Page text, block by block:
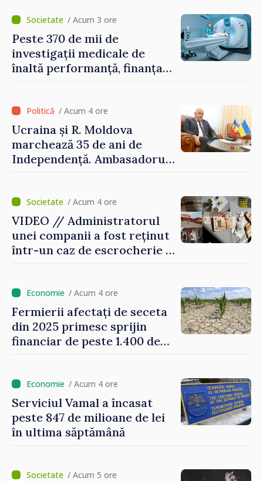
poartă întreaga vină pentru
pericolul adus la casele
oamenilor noștri”
/ Acum 3 ore
Peste 370 de mii de
investigații medicale de
înaltă performanță, finanțate
/ Acum 4 ore
Ucraina și R. Moldova
marchează 35 de ani de
Independență. Ambasadorul
suntem rezistenți și știm să
ne punctăm prioritățile
pentru viitor”
/ Acum 4 ore
VIDEO // Administratorul
unei companii a fost reținut
într-un caz de escrocherie și
domeniul agricol
/ Acum 4 ore
Fermierii afectați de seceta
din 2025 primesc sprijin
financiar de peste 1.400 de
/ Acum 4 ore
Serviciul Vamal a încasat
peste 847 de milioane de lei
în ultima săptămână
/ Acum 5 ore